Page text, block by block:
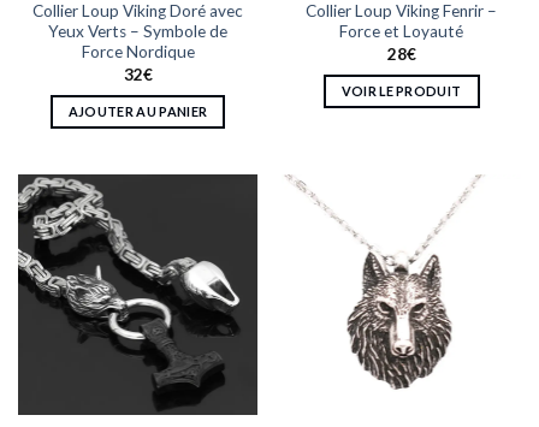
page
du
produit
du
produit
Collier Loup Viking Doré avec
Yeux Verts – Symbole de
Force Nordique
32€
AJOUTER AU PANIER
Collier Loup Viking Fenrir –
Force et Loyauté
28€
VOIR LE PRODUIT
plusieurs
variations.
Les
options
peuvent
être
choisies
sur